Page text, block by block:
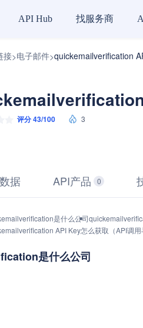
API Hub 找服务商
接>电子邮件>quickemailverification
评分 43/100 3
据 API产品 0
是什么公司
API Key怎么获取（API调用
是什么公司